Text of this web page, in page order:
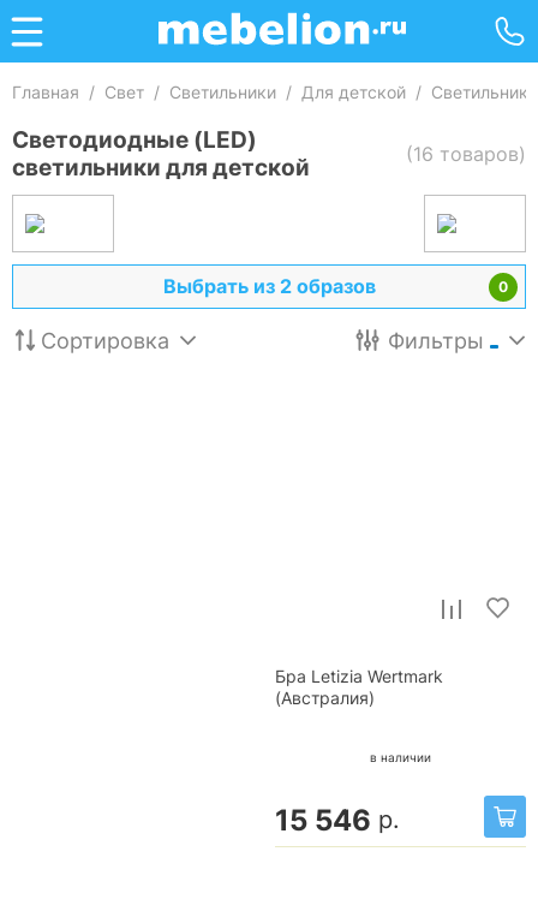
Главная / Свет / Светильники / Для детской /
Светодиодные (LED)
светильники для детской
(16 товаров)
0
Выбрать из 2 образов
Сортировка Фильтры
Бра Letizia Wertmark
(Австралия)
в наличии
15 546 р.